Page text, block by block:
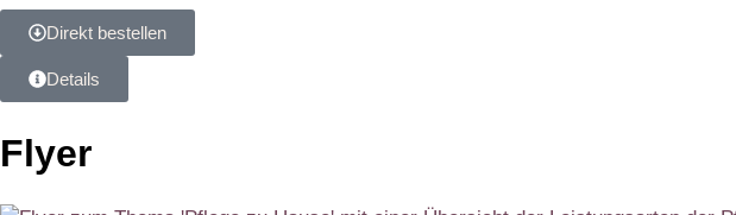
Direkt bestellen
Details
Flyer